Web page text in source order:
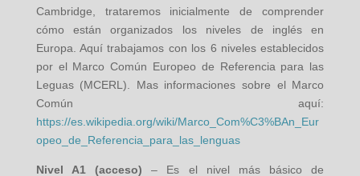
Cambridge, trataremos inicialmente de comprender
cómo están organizados los niveles de inglés en
Europa. Aquí trabajamos con los 6 niveles establecidos
por el Marco Común Europeo de Referencia para las
Leguas (MCERL). Mas informaciones sobre el Marco
Común aquí:
https://es.wikipedia.org/wiki/Marco_Com%C3%BAn_Eur
opeo_de_Referencia_para_las_lenguas
Nivel A1 (acceso) – Es el nivel más básico de